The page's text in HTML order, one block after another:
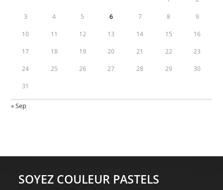
3 4 5 6 7 8 9
10 11 12 13 14 15 16
17 18 19 20 21 22 23
24 25 26 27 28 29 30
31
« Sep
SOYEZ COULEUR PASTELS